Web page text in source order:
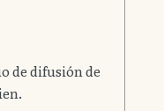
de difusión de